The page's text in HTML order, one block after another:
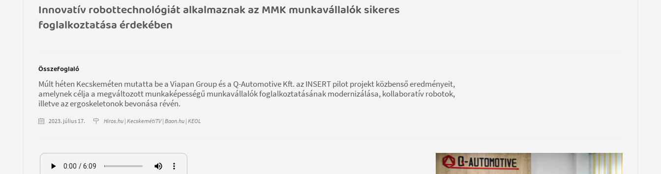
Innovatív robottechnológiát alkalmaznak az MMK munkavállalók sikeres
foglalkoztatása érdekében
Összefoglaló
Múlt héten Kecskeméten mutatta be a Viapan Group és a Q-Automotive Kft. az INSERT pilot projekt közbenső eredményeit,
amelynek célja a megváltozott munkaképességű munkavállalók foglalkoztatásának modernizálása, kollaboratív robotok,
illetve az ergoskeletonok bevonása révén.
2023. július 17. Hiros.hu | KecskemétiTV | Baon.hu | KEOL